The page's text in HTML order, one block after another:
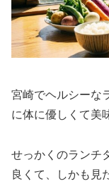
宮崎でヘルシーな
に体に優しくて美
せっかくのランチ
良くて、しかも見